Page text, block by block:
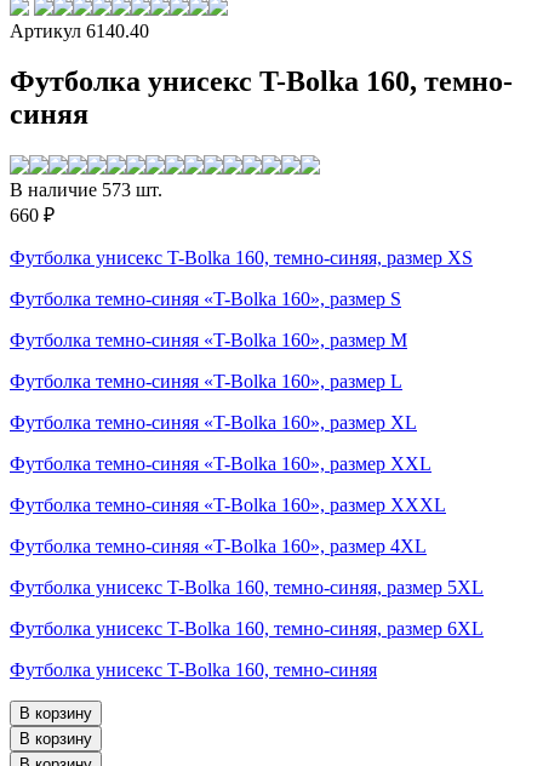
Артикул 6140.40
Футболка унисекс T-Bolka 160, темно-
синяя
В наличие 573 шт.
660 ₽
Футболка унисекс T-Bolka 160, темно-синяя, размер XS
Футболка темно-синяя «T-Bolka 160», размер S
Футболка темно-синяя «T-Bolka 160», размер M
Футболка темно-синяя «T-Bolka 160», размер L
Футболка темно-синяя «T-Bolka 160», размер XL
Футболка темно-синяя «T-Bolka 160», размер XXL
Футболка темно-синяя «T-Bolka 160», размер XXXL
Футболка темно-синяя «T-Bolka 160», размер 4XL
Футболка унисекс T-Bolka 160, темно-синяя, размер 5XL
Футболка унисекс T-Bolka 160, темно-синяя, размер 6XL
Футболка унисекс T-Bolka 160, темно-синяя